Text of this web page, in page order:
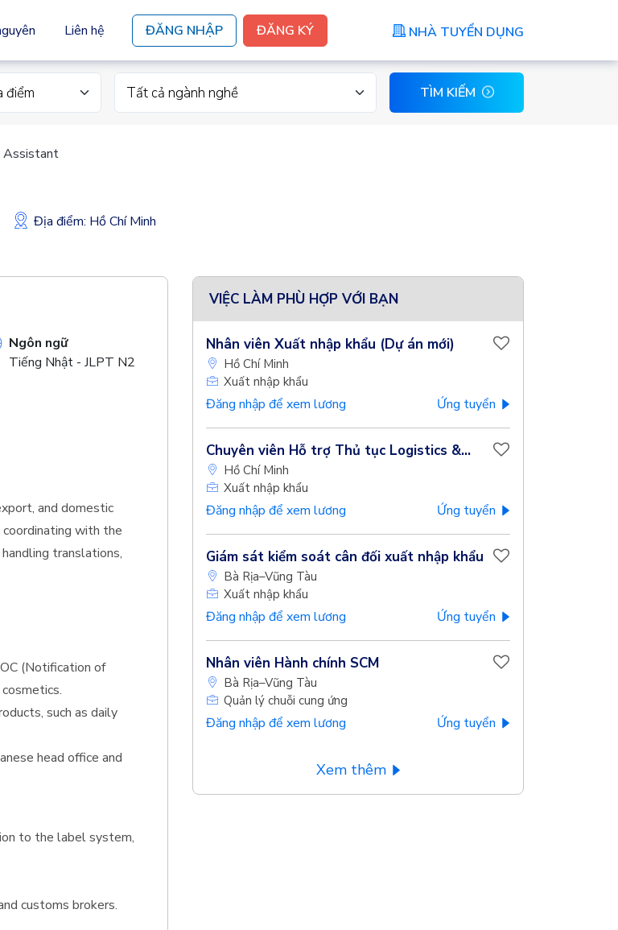
ĐĂNG NHẬP ĐĂNG KÝ NHÀ TUYỂN DỤNG
Liên hệ
điểm Tất cả ngành nghề TÌM KIẾM
Assistant
Địa điểm: Hồ Chí Minh
Ngôn ngữ
Tiếng Nhật - JLPT N2
and domestic
with the
translations,
(Notification of
such as daily
head office and
to the label system,
customs brokers.
VIỆC LÀM PHÙ HỢP VỚI BẠN
Nhân viên Xuất nhập khẩu (Dự án mới)
Hồ Chí Minh
Xuất nhập khẩu
Đăng nhập để xem lương Ứng tuyển
Chuyên viên Hỗ trợ Thủ tục Logistics &...
Hồ Chí Minh
Xuất nhập khẩu
Đăng nhập để xem lương Ứng tuyển
Giám sát kiểm soát cân đối xuất nhập khẩu
Bà Rịa–Vũng Tàu
Xuất nhập khẩu
Đăng nhập để xem lương Ứng tuyển
Nhân viên Hành chính SCM
Bà Rịa–Vũng Tàu
Quản lý chuỗi cung ứng
Đăng nhập để xem lương Ứng tuyển
Xem thêm